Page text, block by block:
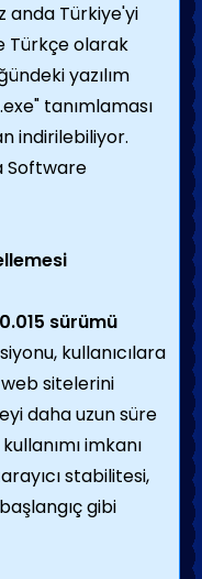
anda Türkiye'yi
Türkçe olarak
yazılım
tanımlaması
indirilebiliyor.
Software
sürümü
kullanıcılara
sitelerini
daha uzun süre
imkanı
stabilitesi,
gibi